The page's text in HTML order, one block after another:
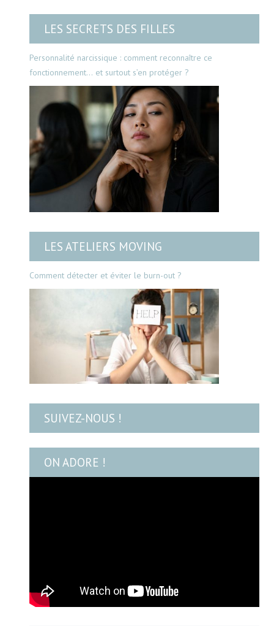
LES SECRETS DES FILLES
Personnalité narcissique : comment reconnaître ce
fonctionnement… et surtout s’en protéger ?
LES ATELIERS MOVING
Comment détecter et éviter le burn-out ?
SUIVEZ-NOUS !
ON ADORE !